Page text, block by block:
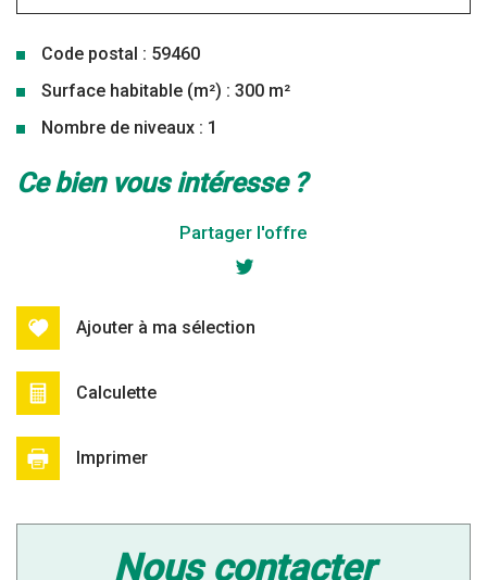
Code postal : 59460
Surface habitable (m²) : 300 m²
Nombre de niveaux : 1
la ville de jeumont (59460)
Collège
ce bien vous intéresse ?
Partager l'offre
Ajouter à ma sélection
Calculette
Imprimer
nous contacter